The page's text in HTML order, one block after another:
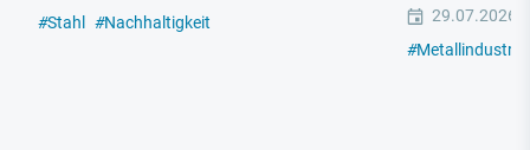
#Stahl #Nachhaltigkeit
29.07.2026
#Metallindustrie